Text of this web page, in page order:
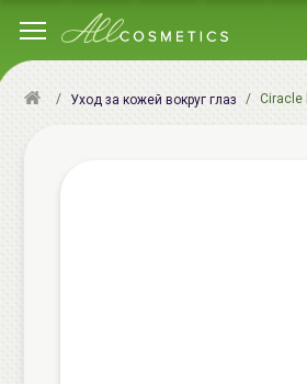
Уход за кожей вокруг глаз Ciracle